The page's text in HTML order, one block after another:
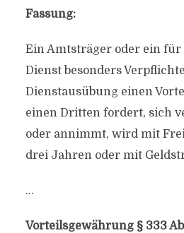
Fassung:
Ein Amtsträger oder ein
Dienst besonders
Dienstausübung einen
einen Dritten fordert, sich
oder annimmt, wird mit
drei Jahren oder mit
…
Vorteilsgewährung § 333